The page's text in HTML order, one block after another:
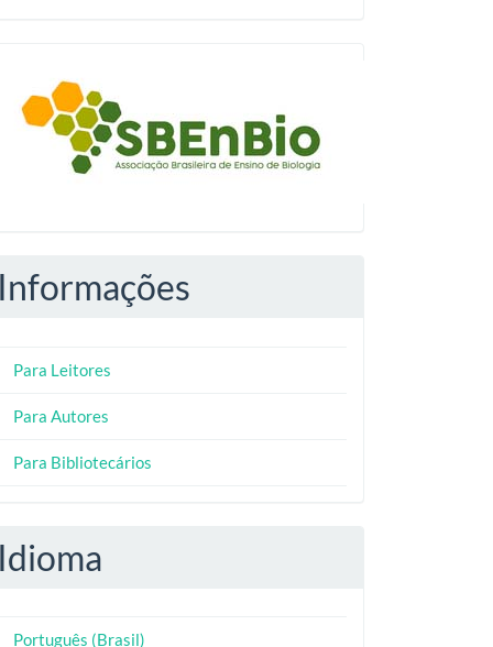
blocologosbenbio
Informações
Para Leitores
Para Autores
Para Bibliotecários
Idioma
Português (Brasil)